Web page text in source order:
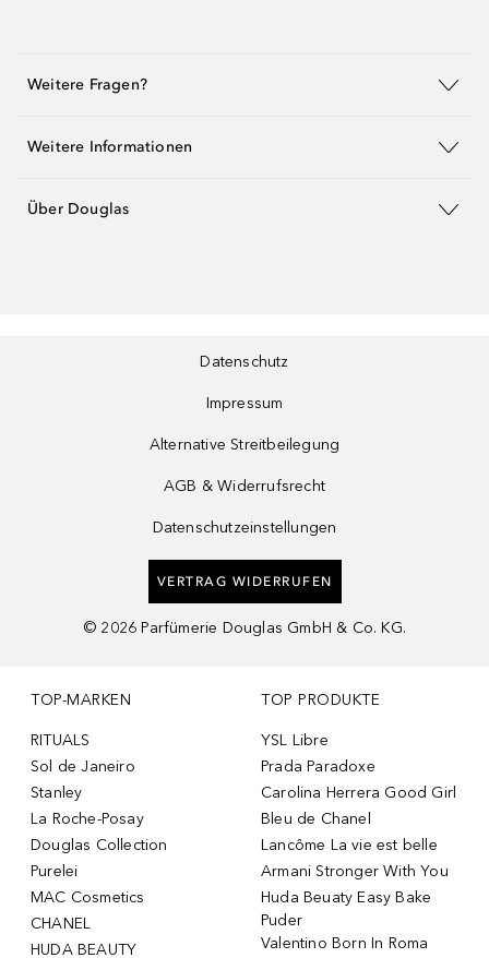
Weitere Fragen?
Weitere Informationen
Über Douglas
Datenschutz
Impressum
Alternative Streitbeilegung
AGB & Widerrufsrecht
Datenschutzeinstellungen
VERTRAG WIDERRUFEN
© 2026 Parfümerie Douglas GmbH & Co. KG.
TOP-MARKEN
RITUALS
Sol de Janeiro
Stanley
La Roche-Posay
Douglas Collection
Purelei
MAC Cosmetics
CHANEL
HUDA BEAUTY
TOP PRODUKTE
YSL Libre
Prada Paradoxe
Carolina Herrera Good Girl
Bleu de Chanel
Lancôme La vie est belle
Armani Stronger With You
Huda Beuaty Easy Bake
Puder
Valentino Born In Roma